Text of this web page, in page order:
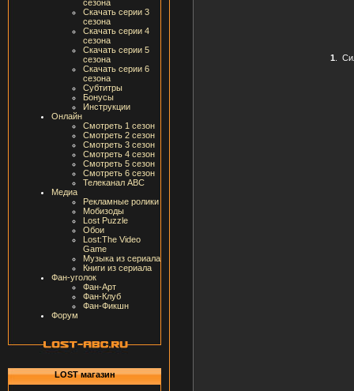
сезона
Скачать серии 3
сезона
Скачать серии 4
сезона
Скачать серии 5
сезона
Скачать серии 6
сезона
Субтитры
Бонусы
Инструкции
Онлайн
Смотреть 1 сезон
Смотреть 2 сезон
Смотреть 3 сезон
Смотреть 4 сезон
Смотреть 5 сезон
Смотреть 6 сезон
Телеканал ABC
Медиа
Рекламные ролики
Мобизоды
Lost Puzzle
Обои
Lost:The Video
Game
Музыка из сериала
Книги из сериала
Фан-уголок
Фан-Арт
Фан-Клуб
Фан-Фикшн
Форум
LOST магазин
1